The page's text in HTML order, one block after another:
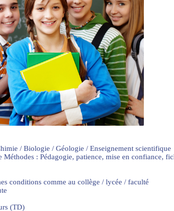
/ Biologie / Géologie / Enseignement scientifique
: Pédagogie, patience, mise en confiance,
conditions comme au collège / lycée / faculté
(TD)